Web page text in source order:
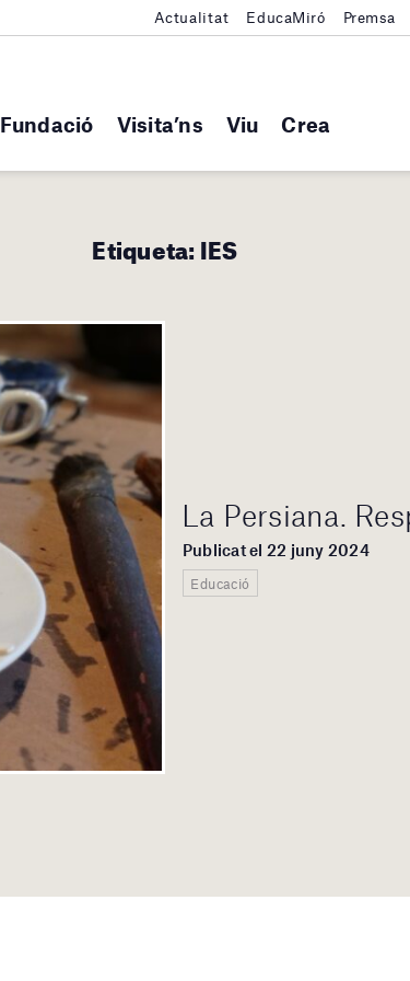
Fundació Visita’ns Viu Crea
Actualitat EducaMiró Premsa
Etiqueta: IES
La Persiana.
Publicat el 22 juny 2024
Educació